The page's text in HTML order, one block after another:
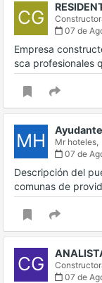
CG
07 de
Empresa
sca profesionales
MH
Mr hoteles,
07 de
Descripción del
comunas de
CG
07 de